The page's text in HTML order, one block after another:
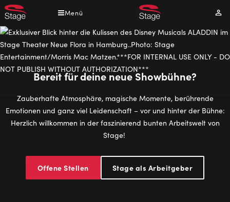
Direkt
zum
Inhalt
Menü
Bereit für deine neue Showbühne?
Zauberhafte Atmosphäre, magische Momente, berührende
Emotionen und ganz viel Leidenschaft – vor und hinter der Bühne:
Herzlich willkommen in der faszinierend bunten Arbeitswelt von
Stage!
Offene Stellen Stage als Arbeitgeber